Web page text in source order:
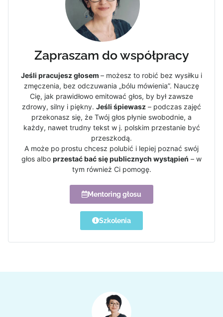
Zapraszam do współpracy
Jeśli pracujesz głosem – możesz to robić bez wysiłku i
zmęczenia, bez odczuwania „bólu mówienia”. Nauczę
Cię, jak prawidłowo emitować głos, by był zawsze
zdrowy, silny i piękny. Jeśli śpiewasz – podczas zajęć
przekonasz się, że Twój głos płynie swobodnie, a
każdy, nawet trudny tekst w j. polskim przestanie być
przeszkodą.
A może po prostu chcesz polubić i lepiej poznać swój
głos albo przestać bać się publicznych wystąpień – w
tym również Ci pomogę.
Mentoring głosu
Szkolenia